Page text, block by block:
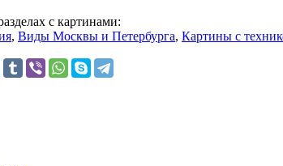
с картинами:
, Виды Москвы и Петербурга, Картины с